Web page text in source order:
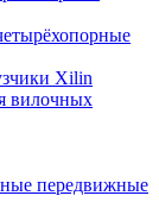
Xilin
вилочных
передвижные